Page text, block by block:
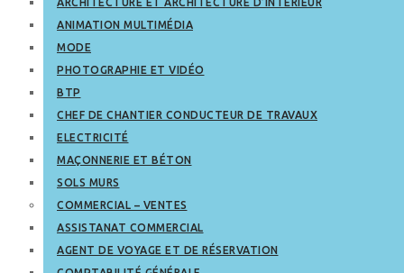
ANIMATION MULTIMÉDIA
MODE
PHOTOGRAPHIE ET VIDÉO
BTP
CHEF DE CHANTIER CONDUCTEUR DE TRAVAUX
ELECTRICITÉ
MAÇONNERIE ET BÉTON
SOLS MURS
COMMERCIAL – VENTES
ASSISTANAT COMMERCIAL
AGENT DE VOYAGE ET DE RÉSERVATION